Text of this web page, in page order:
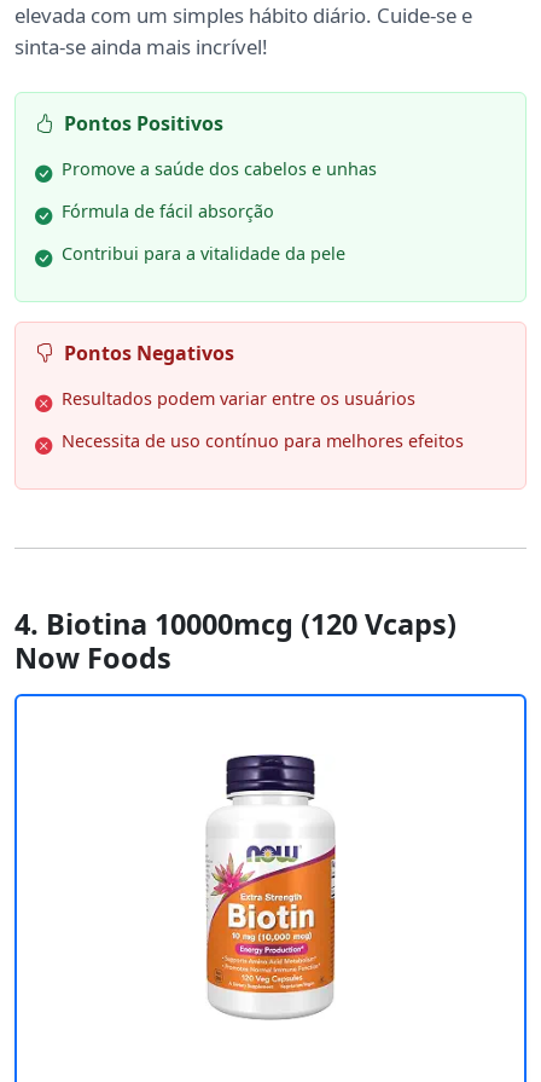
elevada com um simples hábito diário. Cuide-se e
sinta-se ainda mais incrível!
Pontos Positivos
Promove a saúde dos cabelos e unhas
Fórmula de fácil absorção
Contribui para a vitalidade da pele
Pontos Negativos
Resultados podem variar entre os usuários
Necessita de uso contínuo para melhores efeitos
4. Biotina 10000mcg (120 Vcaps)
Now Foods